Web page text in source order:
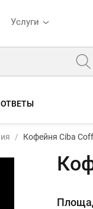
Услуги
Кофейня Ciba